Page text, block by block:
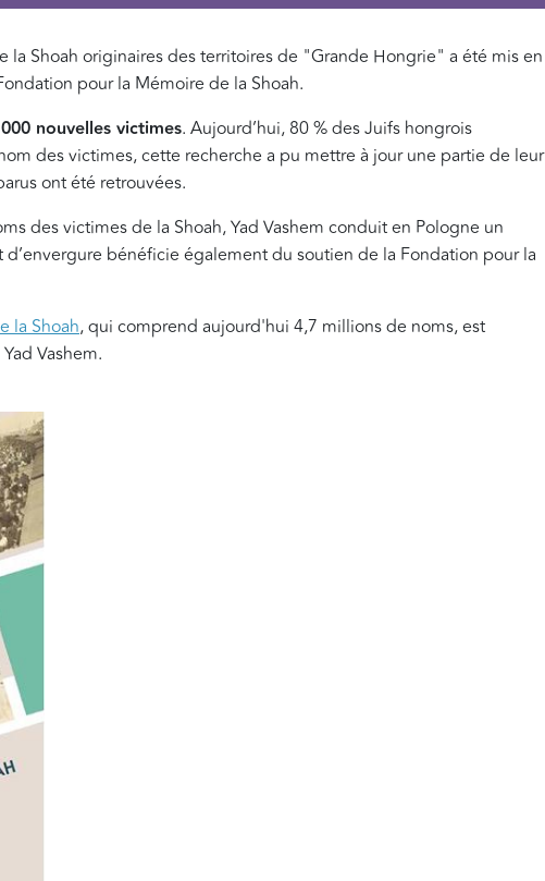
Shoah originaires des territoires de "Grande Hongrie" a été mis en
pour la Mémoire de la Shoah.
nouvelles victimes. Aujourd’hui, 80 % des Juifs hongrois
des victimes, cette recherche a pu mettre à jour une partie de leur
ont été retrouvées.
des victimes de la Shoah, Yad Vashem conduit en Pologne un
bénéficie également du soutien de la Fondation pour la
la Shoah, qui comprend aujourd'hui 4,7 millions de noms, est
Vashem.